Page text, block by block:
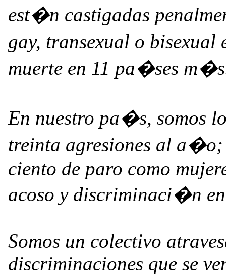
est�n castigadas
gay, transexual o
muerte en 11 pa�ses
En nuestro pa�s, somos
treinta agresiones al a�o;
ciento de paro como
acoso y discriminaci�n
Somos un colectivo
discriminaciones que se